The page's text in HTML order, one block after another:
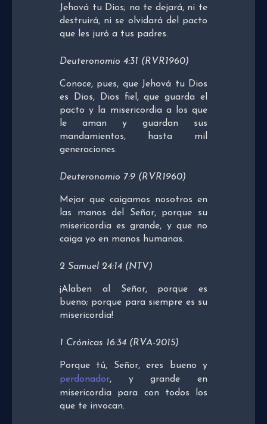
Jehová tu Dios; no te dejará, ni te
destruirá, ni se olvidará del pacto
que les juró a tus padres.
Deuteronomio 4:31 (RVR1960)
Conoce, pues, que Jehová tu Dios
es Dios, Dios fiel, que guarda el
pacto y la misericordia a los que
le aman y guardan sus
mandamientos, hasta mil
generaciones.
Deuteronomio 7:9 (RVR1960)
Mejor que caigamos nosotros en
las manos del Señor, porque su
misericordia es grande, y que no
caiga yo en manos humanas.
2 Samuel 24:14 (NTV)
¡Alaben al Señor, porque es
bueno; porque para siempre es su
misericordia!
1 Crónicas 16:34 (RVA-2015)
Porque tú, Señor, eres bueno y
perdonador, y grande en
misericordia para con todos los
que te invocan.